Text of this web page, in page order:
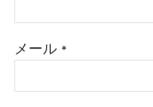
メール *